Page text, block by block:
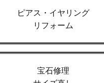
ピアス・イヤリング
リフォーム
宝石修理